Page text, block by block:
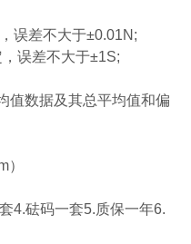
误差不大于±0.01N;
误差不大于±1S;
值数据及其总平均值和偏
4.砝码一套5.质保一年6.